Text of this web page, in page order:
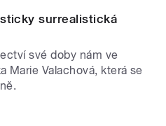
surrealistická
své doby nám ve
Marie Valachová, která se